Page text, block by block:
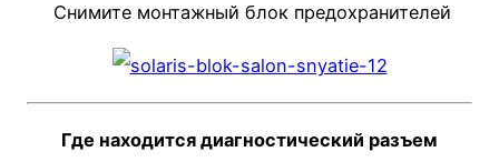
Снимите монтажный блок предохра­нителей
Где находится диагностический разъем